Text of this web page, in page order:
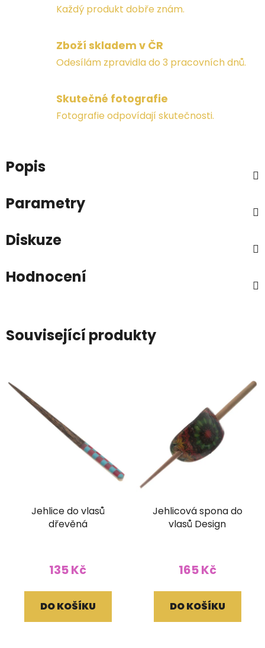
Každý produkt dobře znám.
Zboží skladem v ČR
Odesílám zpravidla do 3 pracovních dnů.
Skutečné fotografie
Fotografie odpovídají skutečnosti.
Popis
Parametry
Diskuze
Hodnocení
Související produkty
Jehlice do vlasů
dřevěná
135 Kč
DO KOŠÍKU
Jehlicová spona do
vlasů Design
165 Kč
DO KOŠÍKU